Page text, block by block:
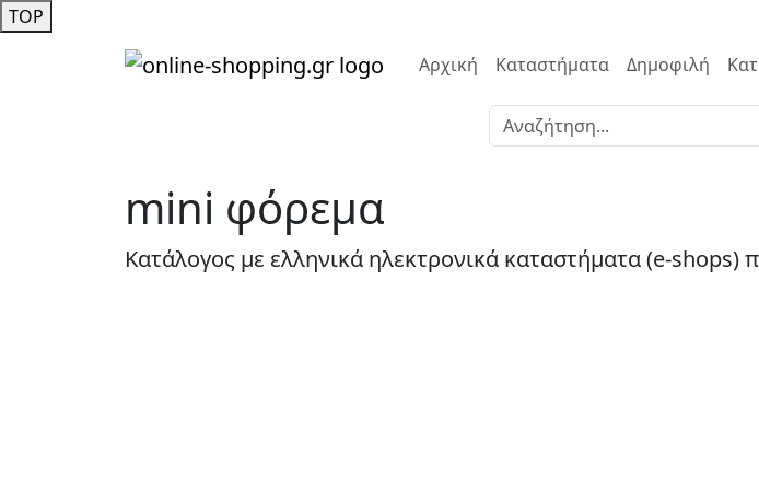
TOP
Αρχική
Καταστήματα Δημοφιλή
mini φόρεμα
Κατάλογος με ελληνικά ηλεκτρονικά καταστήματα (e-